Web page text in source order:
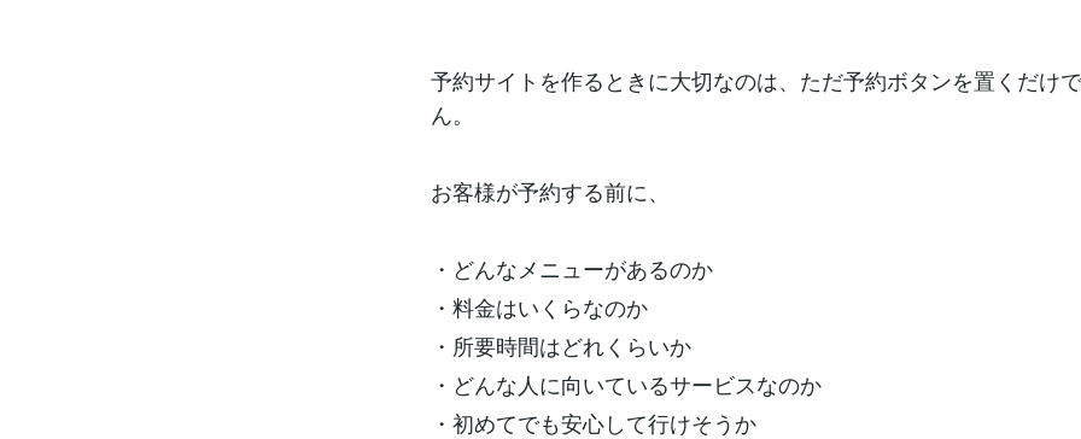
予約サイトを作るときに大切なのは、ただ予約ボタンを置くだけ
ん。
お客様が予約する前に、
・どんなメニューがあるのか
・料金はいくらなのか
・所要時間はどれくらいか
・どんな人に向いているサービスなのか
・初めてでも安心して行けそうか